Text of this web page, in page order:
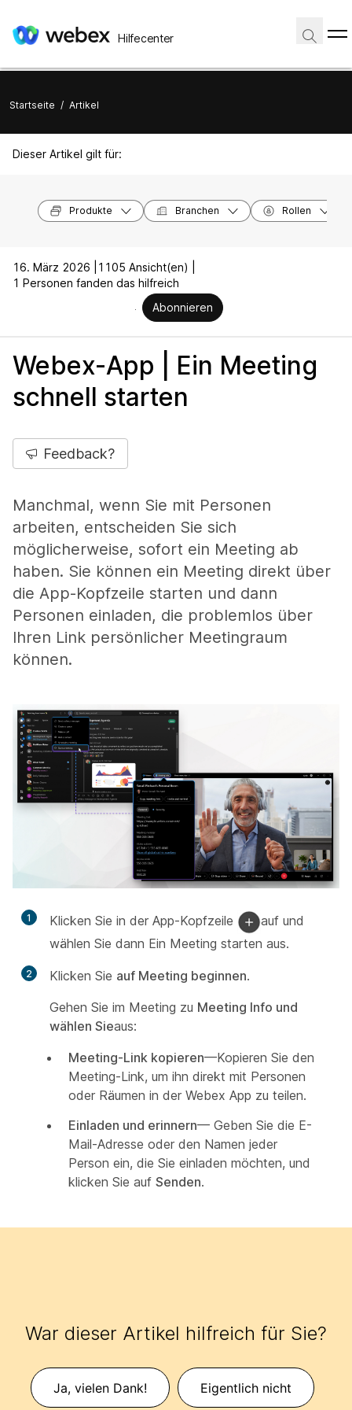
Hilfecenter
Startseite / Artikel
Dieser Artikel gilt für:
Produkte Branchen Rollen
16. März 2026 |
1105 Ansicht(en) |
1 Personen fanden das hilfreich
Abonnieren
Webex-App | Ein Meeting
schnell starten
Feedback?
Manchmal, wenn Sie mit Personen
arbeiten, entscheiden Sie sich
möglicherweise, sofort ein Meeting ab
haben. Sie können ein Meeting direkt über
die App-Kopfzeile starten und dann
Personen einladen, die problemlos über
Ihren Link persönlicher Meetingraum
können.
1 Klicken Sie in der App-Kopfzeile
auf und
wählen Sie dann Ein Meeting starten aus.
2 Klicken Sie auf Meeting beginnen.
Gehen Sie im Meeting zu Meeting Info und
wählen Sieaus:
Meeting-Link kopieren—Kopieren Sie den
Meeting-Link, um ihn direkt mit Personen
oder Räumen in der Webex App zu teilen.
Einladen und erinnern— Geben Sie die E-
Mail-Adresse oder den Namen jeder
Person ein, die Sie einladen möchten, und
klicken Sie auf Senden.
War dieser Artikel hilfreich für Sie?
Ja, vielen Dank! Eigentlich nicht